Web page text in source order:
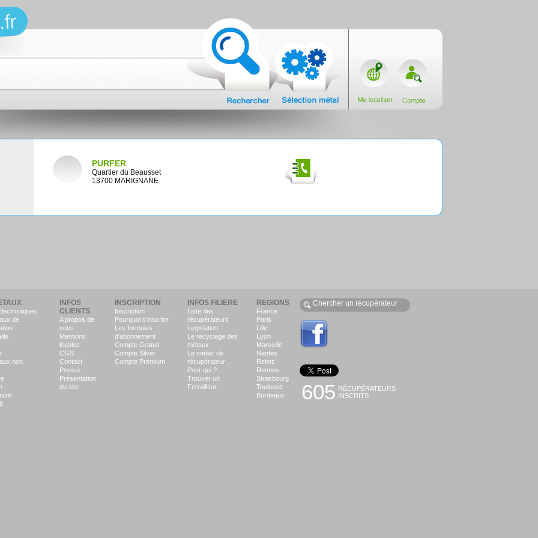
PURFER
Quartier du Beausset
13700 MARIGNANE
de
non
INFOS
CLIENTS
A propos de
nous
Mentions
légales
CGS
Contact
Presse
Présentation
du site
INSCRIPTION
Inscription
Pourquoi s'inscrire
Les formules
d'abonnement
Compte Gratuit
Compte Silver
Compte Premium
INFOS FILIERE
Liste des
récupérateurs
Legislation
Le recyclage des
métaux
Le métier de
récupérateur
Pour qui ?
Trouver un
Ferrailleur
REGIONS
France
Paris
Lille
Lyon
Marseille
Nantes
Reims
Rennes
Strasbourg
Toulouse
Bordeaux
605 RÉCUPÉRATEURS
INSCRITS